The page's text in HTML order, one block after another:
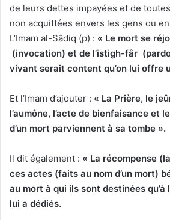
de leurs dettes impayées et de
non acquittées envers les gens ou
L’Imam al-Sâdiq (p) : « Le mort se
(invocation) et de l’istigh-fâr
vivant serait content qu’on lui offre
Et l’Imam d’ajouter : « La Prière, le
l’aumône, l’acte de bienfaisance et le
d’un mort parviennent à sa tombe ».
Il dit également : « La récompense
ces actes (faits au nom d’un mort)
au mort à qui ils sont destinées qu’à
lui a dédiés.